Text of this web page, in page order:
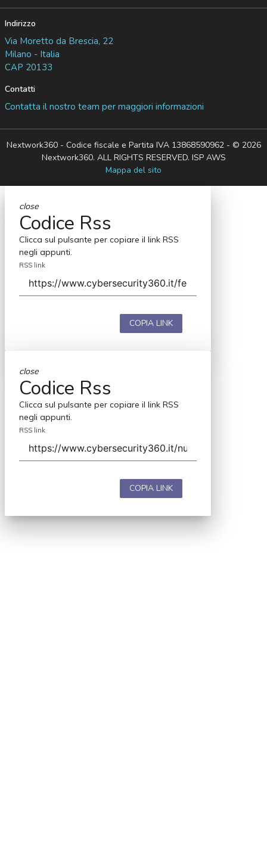
Indirizzo
Via Moretto da Brescia, 22
Milano - Italia
CAP 20133
Contatti
Contatta il nostro team per maggiori informazioni
Nextwork360 - Codice fiscale e Partita IVA 13868590962 - © 2026
Nextwork360. ALL RIGHTS RESERVED. ISP AWS
Mappa del sito
close
Codice Rss
Clicca sul pulsante per copiare il link RSS
negli appunti.
RSS link
COPIA LINK
close
Codice Rss
Clicca sul pulsante per copiare il link RSS
negli appunti.
RSS link
COPIA LINK